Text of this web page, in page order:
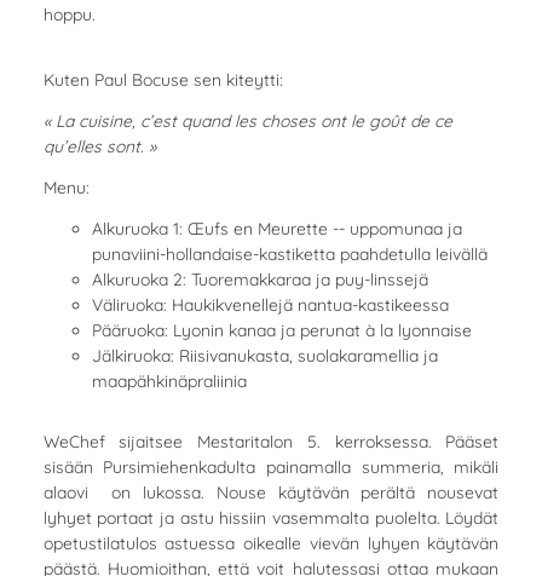
hoppu.
Kuten Paul Bocuse sen kiteytti:
« La cuisine, c’est quand les choses ont le goût de ce
qu’elles sont. »
Menu:
Alkuruoka 1: Œufs en Meurette -- uppomunaa ja
punaviini-hollandaise-kastiketta paahdetulla leivällä
Alkuruoka 2: Tuoremakkaraa ja puy-linssejä
Väliruoka: Haukikvenellejä nantua-kastikeessa
Pääruoka: Lyonin kanaa ja perunat à la lyonnaise
Jälkiruoka: Riisivanukasta, suolakaramellia ja
maapähkinäpraliinia
WeChef sijaitsee Mestaritalon 5. kerroksessa. Pääset
sisään Pursimiehenkadulta painamalla summeria, mikäli
alaovi on lukossa. Nouse käytävän perältä nousevat
lyhyet portaat ja astu hissiin vasemmalta puolelta. Löydät
opetustilatulos astuessa oikealle vievän lyhyen käytävän
päästä. Huomioithan, että voit halutessasi ottaa mukaan